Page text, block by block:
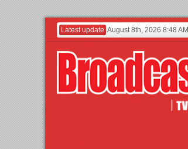
Latest update August 8th, 2026 8:48 AM